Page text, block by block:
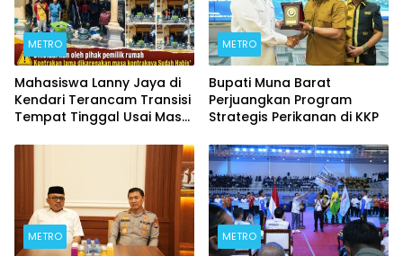
METRO
Mahasiswa Lanny Jaya di
Kendari Terancam Transisi
Tempat Tinggal Usai Masa
METRO
Bupati Muna Barat
Perjuangkan Program
Strategis Perikanan di KKP
METRO METRO